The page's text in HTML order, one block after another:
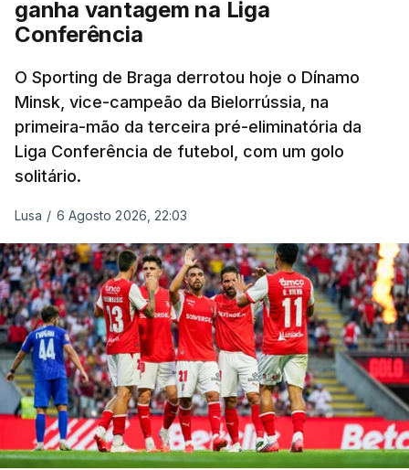
ganha vantagem na Liga
Conferência
O Sporting de Braga derrotou hoje o Dínamo
Minsk, vice-campeão da Bielorrússia, na
primeira-mão da terceira pré-eliminatória da
Liga Conferência de futebol, com um golo
solitário.
Lusa / 6 Agosto 2026, 22:03